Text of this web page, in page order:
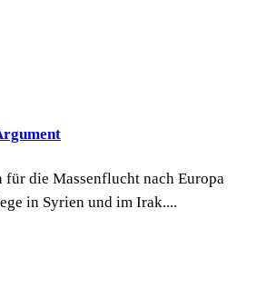
für die Massenflucht nach Europa
in Syrien und im Irak....